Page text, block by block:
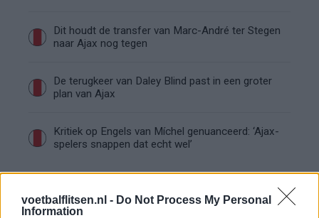
voetbalflitsen.nl - Do Not Process My Personal
Information
Dit houdt de transfer van Marc-André ter Stegen
naar Ajax nog tegen
De terugkeer van Daley Blind past in een groter
plan van Ajax
Kritiek op Engels van Míchel genuanceerd: ‘Ajax-
spelers snappen dat echt wel’
Gloukh krijgt standje en Ceballos wordt gebeld